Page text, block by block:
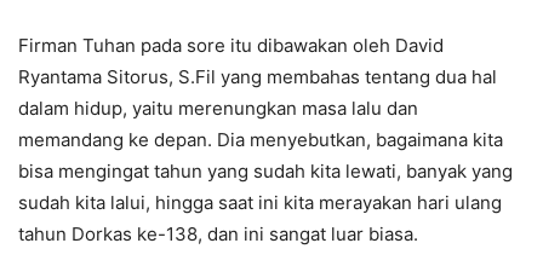
Firman Tuhan pada sore itu dibawakan oleh David
Ryantama Sitorus, S.Fil yang membahas tentang dua hal
dalam hidup, yaitu merenungkan masa lalu dan
memandang ke depan. Dia menyebutkan, bagaimana kita
bisa mengingat tahun yang sudah kita lewati, banyak yang
sudah kita lalui, hingga saat ini kita merayakan hari ulang
tahun Dorkas ke-138, dan ini sangat luar biasa.